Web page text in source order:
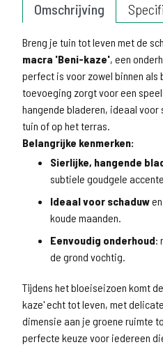
Omschrijving
Breng je tuin tot leven met de
macra 'Beni-kaze', een
perfect is voor zowel binnen als
toevoeging zorgt voor een
hangende bladeren, ideaal
tuin of op het terras.
Belangrijke kenmerken:
Sierlijke, hangende
subtiele goudgele
Ideaal voor schaduw
koude maanden.
Eenvoudig onderhoud:
de grond vochtig.
Tijdens het bloeiseizoen komt
kaze' echt tot leven, met
dimensie aan je groene ruimte
perfecte keuze voor iedereen